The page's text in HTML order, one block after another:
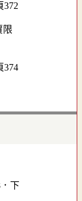
372
374